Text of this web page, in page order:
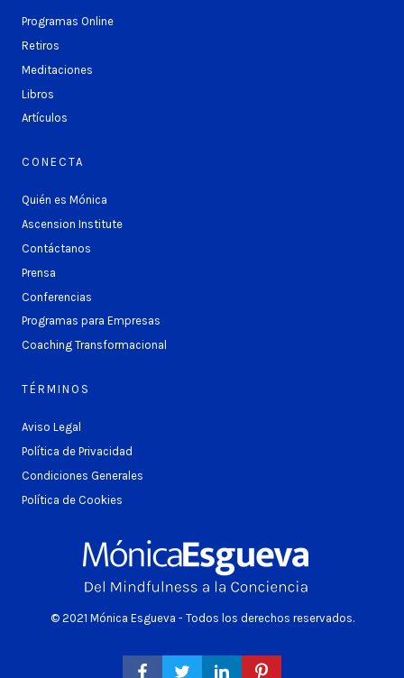
Programas Online
Retiros
Meditaciones
Libros
Artículos
CONECTA
Quién es Mónica
Ascension Institute
Contáctanos
Prensa
Conferencias
Programas para Empresas
Coaching Transformacional
TÉRMINOS
Aviso Legal
Política de Privacidad
Condiciones Generales
Política de Cookies
© 2021 Mónica Esgueva - Todos los derechos reservados.